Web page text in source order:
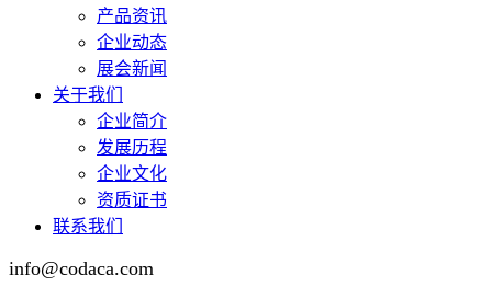
产品资讯
企业动态
展会新闻
关于我们
企业简介
发展历程
企业文化
资质证书
联系我们
info@codaca.com